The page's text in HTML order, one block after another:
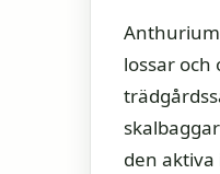
lossar
den